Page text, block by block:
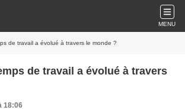
MENU
de travail a évolué à travers le monde ?
de travail a évolué à travers
18:06